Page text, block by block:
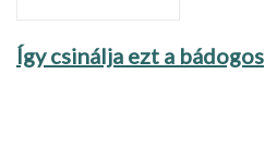
Így csinálja ezt a bádogos